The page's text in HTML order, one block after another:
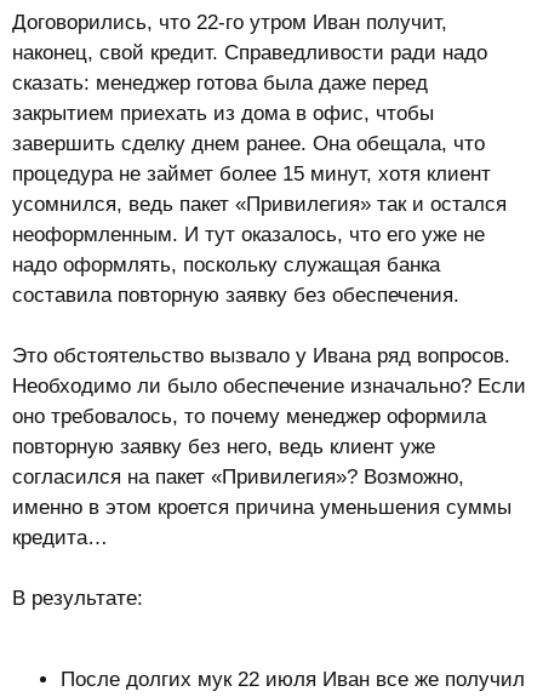
Договорились, что 22-го утром Иван получит,
наконец, свой кредит. Справедливости ради надо
сказать: менеджер готова была даже перед
закрытием приехать из дома в офис, чтобы
завершить сделку днем ранее. Она обещала, что
процедура не займет более 15 минут, хотя клиент
усомнился, ведь пакет «Привилегия» так и остался
неоформленным. И тут оказалось, что его уже не
надо оформлять, поскольку служащая банка
составила повторную заявку без обеспечения.
Это обстоятельство вызвало у Ивана ряд вопросов.
Необходимо ли было обеспечение изначально? Если
оно требовалось, то почему менеджер оформила
повторную заявку без него, ведь клиент уже
согласился на пакет «Привилегия»? Возможно,
именно в этом кроется причина уменьшения суммы
кредита…
В результате:
После долгих мук 22 июля Иван все же получил